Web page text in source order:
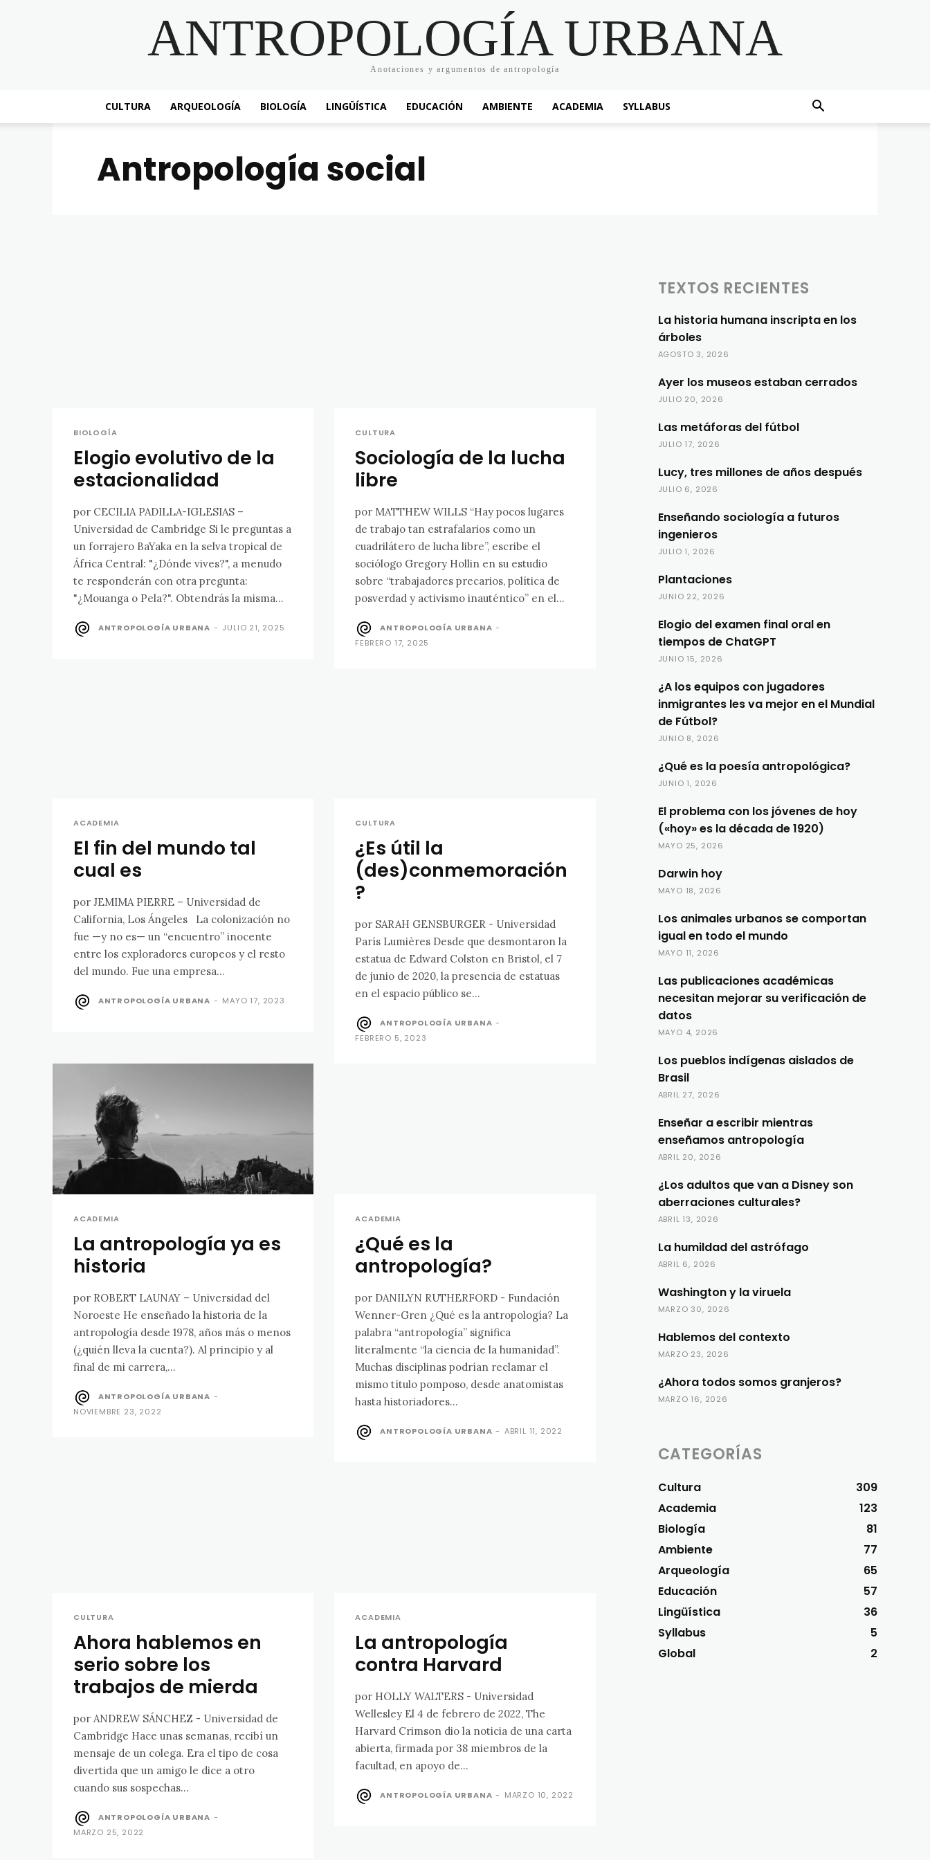
ANTROPOLOGÍA URBANA
Anotaciones y argumentos de antropología
CULTURA ARQUEOLOGÍA BIOLOGÍA LINGÜÍSTICA EDUCACIÓN AMBIENTE ACADEMIA SYLLABUS
Antropología social
BIOLOGÍA
Elogio evolutivo de la
estacionalidad
por CECILIA PADILLA-IGLESIAS –
Universidad de Cambridge Si le preguntas a
un forrajero BaYaka en la selva tropical de
África Central: "¿Dónde vives?", a menudo
te responderán con otra pregunta:
"¿Mouanga o Pela?". Obtendrás la misma...
ANTROPOLOGÍA URBANA - JULIO 21, 2025
CULTURA
Sociología de la lucha
libre
por MATTHEW WILLS “Hay pocos lugares
de trabajo tan estrafalarios como un
cuadrilátero de lucha libre”, escribe el
sociólogo Gregory Hollin en su estudio
sobre “trabajadores precarios, política de
posverdad y activismo inauténtico” en el...
ANTROPOLOGÍA URBANA -
FEBRERO 17, 2025
ACADEMIA
El fin del mundo tal
cual es
por JEMIMA PIERRE – Universidad de
California, Los Ángeles La colonización no
fue —y no es— un “encuentro” inocente
entre los exploradores europeos y el resto
del mundo. Fue una empresa...
ANTROPOLOGÍA URBANA - MAYO 17, 2023
CULTURA
¿Es útil la
(des)conmemoración
?
por SARAH GENSBURGER - Universidad
París Lumières Desde que desmontaron la
estatua de Edward Colston en Bristol, el 7
de junio de 2020, la presencia de estatuas
en el espacio público se...
ANTROPOLOGÍA URBANA -
FEBRERO 5, 2023
ACADEMIA
La antropología ya es
historia
por ROBERT LAUNAY – Universidad del
Noroeste He enseñado la historia de la
antropología desde 1978, años más o menos
(¿quién lleva la cuenta?). Al principio y al
final de mi carrera,...
ANTROPOLOGÍA URBANA -
NOVIEMBRE 23, 2022
ACADEMIA
¿Qué es la
antropología?
por DANILYN RUTHERFORD - Fundación
Wenner-Gren ¿Qué es la antropología? La
palabra “antropología” significa
literalmente “la ciencia de la humanidad”.
Muchas disciplinas podrían reclamar el
mismo título pomposo, desde anatomistas
hasta historiadores...
ANTROPOLOGÍA URBANA - ABRIL 11, 2022
CULTURA
Ahora hablemos en
serio sobre los
trabajos de mierda
por ANDREW SÁNCHEZ - Universidad de
Cambridge Hace unas semanas, recibí un
mensaje de un colega. Era el tipo de cosa
divertida que un amigo le dice a otro
cuando sus sospechas...
ANTROPOLOGÍA URBANA -
MARZO 25, 2022
ACADEMIA
La antropología
contra Harvard
por HOLLY WALTERS - Universidad
Wellesley El 4 de febrero de 2022, The
Harvard Crimson dio la noticia de una carta
abierta, firmada por 38 miembros de la
facultad, en apoyo de...
ANTROPOLOGÍA URBANA - MARZO 10, 2022
TEXTOS RECIENTES
La historia humana inscripta en los
árboles
AGOSTO 3, 2026
Ayer los museos estaban cerrados
JULIO 20, 2026
Las metáforas del fútbol
JULIO 17, 2026
Lucy, tres millones de años después
JULIO 6, 2026
Enseñando sociología a futuros
ingenieros
JULIO 1, 2026
Plantaciones
JUNIO 22, 2026
Elogio del examen final oral en
tiempos de ChatGPT
JUNIO 15, 2026
¿A los equipos con jugadores
inmigrantes les va mejor en el Mundial
de Fútbol?
JUNIO 8, 2026
¿Qué es la poesía antropológica?
JUNIO 1, 2026
El problema con los jóvenes de hoy
(«hoy» es la década de 1920)
MAYO 25, 2026
Darwin hoy
MAYO 18, 2026
Los animales urbanos se comportan
igual en todo el mundo
MAYO 11, 2026
Las publicaciones académicas
necesitan mejorar su verificación de
datos
MAYO 4, 2026
Los pueblos indígenas aislados de
Brasil
ABRIL 27, 2026
Enseñar a escribir mientras
enseñamos antropología
ABRIL 20, 2026
¿Los adultos que van a Disney son
aberraciones culturales?
ABRIL 13, 2026
La humildad del astrófago
ABRIL 6, 2026
Washington y la viruela
MARZO 30, 2026
Hablemos del contexto
MARZO 23, 2026
¿Ahora todos somos granjeros?
MARZO 16, 2026
CATEGORÍAS
Cultura
309
Academia
123
Biología
81
Ambiente
77
Arqueología
65
Educación
57
Lingüística
36
Syllabus
5
Global
2